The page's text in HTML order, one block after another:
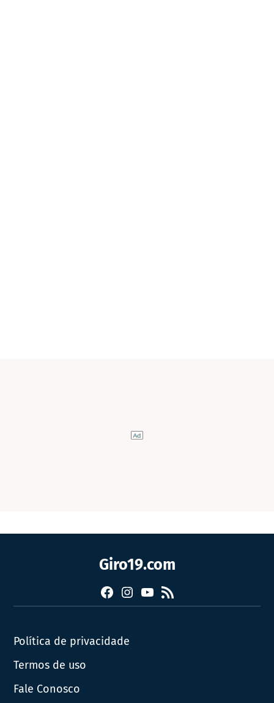
Giro19.com
FacebookInstagram
YouTube
RSS
Política de privacidade
Termos de uso
Fale Conosco